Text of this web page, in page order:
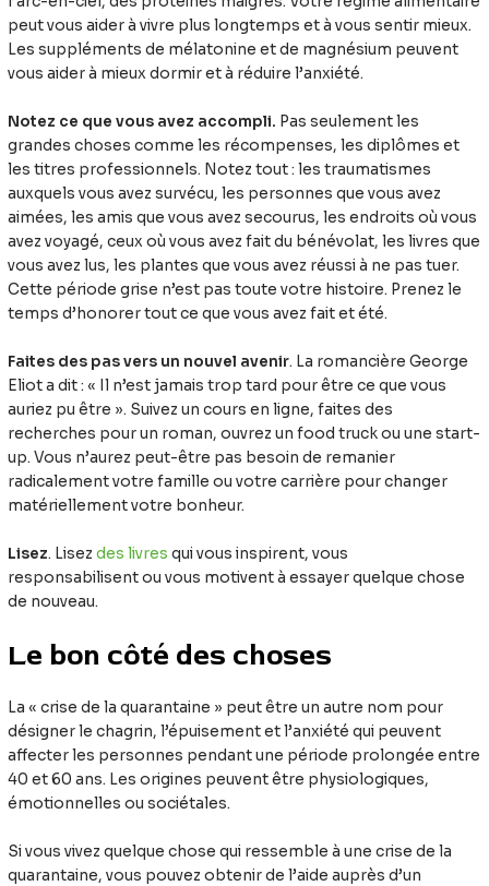
peut vous aider à vivre plus longtemps et à vous sentir mieux.
Les suppléments de mélatonine et de magnésium peuvent
vous aider à mieux dormir et à réduire l’anxiété.
Notez ce que vous avez accompli. Pas seulement les
grandes choses comme les récompenses, les diplômes et
les titres professionnels. Notez tout : les traumatismes
auxquels vous avez survécu, les personnes que vous avez
aimées, les amis que vous avez secourus, les endroits où vous
avez voyagé, ceux où vous avez fait du bénévolat, les livres que
vous avez lus, les plantes que vous avez réussi à ne pas tuer.
Cette période grise n’est pas toute votre histoire. Prenez le
temps d’honorer tout ce que vous avez fait et été.
Faites des pas vers un nouvel avenir. La romancière George
Eliot a dit : « Il n’est jamais trop tard pour être ce que vous
auriez pu être ». Suivez un cours en ligne, faites des
recherches pour un roman, ouvrez un food truck ou une start-
up. Vous n’aurez peut-être pas besoin de remanier
radicalement votre famille ou votre carrière pour changer
matériellement votre bonheur.
Lisez. Lisezdes livres qui vous inspirent, vous
responsabilisent ou vous motivent à essayer quelque chose
de nouveau.
Le bon côté des choses
La « crise de la quarantaine » peut être un autre nom pour
désigner le chagrin, l’épuisement et l’anxiété qui peuvent
affecter les personnes pendant une période prolongée entre
40 et 60 ans. Les origines peuvent être physiologiques,
émotionnelles ou sociétales.
Si vous vivez quelque chose qui ressemble à une crise de la
quarantaine, vous pouvez obtenir de l’aide auprès d’un